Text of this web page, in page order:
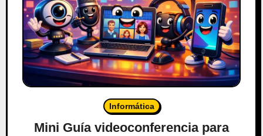
Informática
Mini Guía videoconferencia para